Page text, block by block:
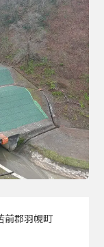
前郡羽幌町